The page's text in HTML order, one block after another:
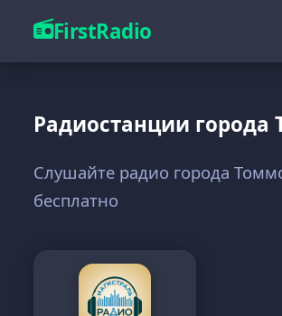
FirstRadio
Радиостанции города
Слушайте радио города
бесплатно